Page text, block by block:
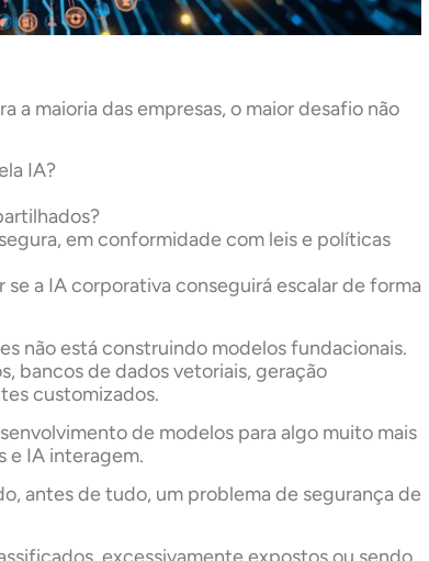
a maioria das empresas, o maior desafio não
IA?
em conformidade com leis e políticas
se a IA corporativa conseguirá escalar de forma
não está construindo modelos fundacionais.
bancos de dados vetoriais, geração
customizados.
de modelos para algo muito mais
e IA interagem.
antes de tudo, um problema de segurança de